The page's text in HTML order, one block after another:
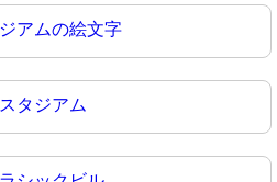
アムの絵文字
スタジアム